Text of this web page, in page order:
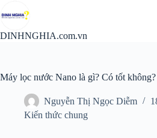
đến
nội
DINHNGHIA.com.vn
Máy lọc nước Nano là gì? Có tốt
Nguyễn Thị Ngọc Diễm
Kiến thức chung